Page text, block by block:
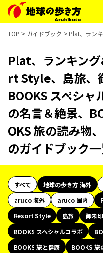
TOP ガイドブック Plat、ラン
Plat、ランキン
rt Style、島旅、
BOOKS スペシャ
の名言＆絶景、
OKS 旅の読み物
のガイドブック
すべて 地球の歩き方 海外
aruco 海外
aruco 国内
Resort Style
島旅 御朱印
BOOKS スペシャルコラボ
BOOKS 旅と健康
BOOKS 旅